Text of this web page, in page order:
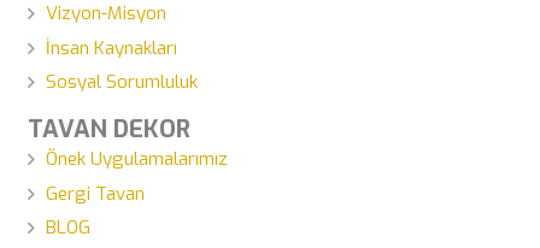
Vizyon-Misyon
İnsan Kaynakları
Sosyal Sorumluluk
TAVAN DEKOR
Önek Uygulamalarımız
Gergi Tavan
BLOG